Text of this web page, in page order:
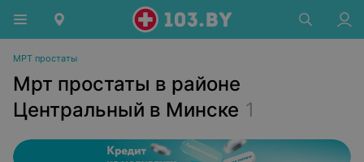
МРТ простаты
Мрт простаты в районе
Центральный в Минске 1